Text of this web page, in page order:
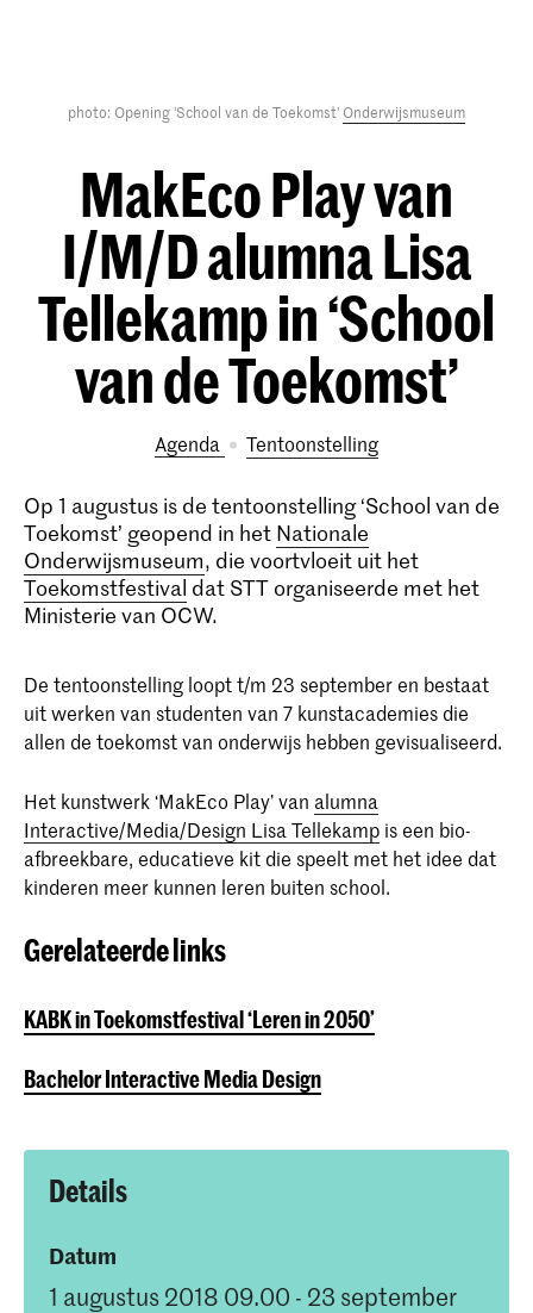
photo: Opening 'School van de Toekomst' Onderwijsmuseum
MakEco Play van
I/M/D alumna Lisa
Tellekamp in ‘School
van de Toekomst’
Agenda tentoonstelling
Op 1 augustus is de tentoonstelling ‘School van de
Toekomst’ geopend in het Nationale
Onderwijsmuseum, die voortvloeit uit het
Toekomstfestival dat STT organiseerde met het
Ministerie van OCW.
De tentoonstelling loopt t/m 23 september en bestaat
uit werken van studenten van 7 kunstacademies die
allen de toekomst van onderwijs hebben gevisualiseerd.
Het kunstwerk ‘MakEco Play’ van alumna
Interactive/Media/Design Lisa Tellekamp is een bio-
afbreekbare, educatieve kit die speelt met het idee dat
kinderen meer kunnen leren buiten school.
Gerelateerde links
KABK in Toekomstfestival ‘Leren in 2050’
Bachelor Interactive Media Design
Details
Datum
1 augustus 2018 09.00 - 23 september